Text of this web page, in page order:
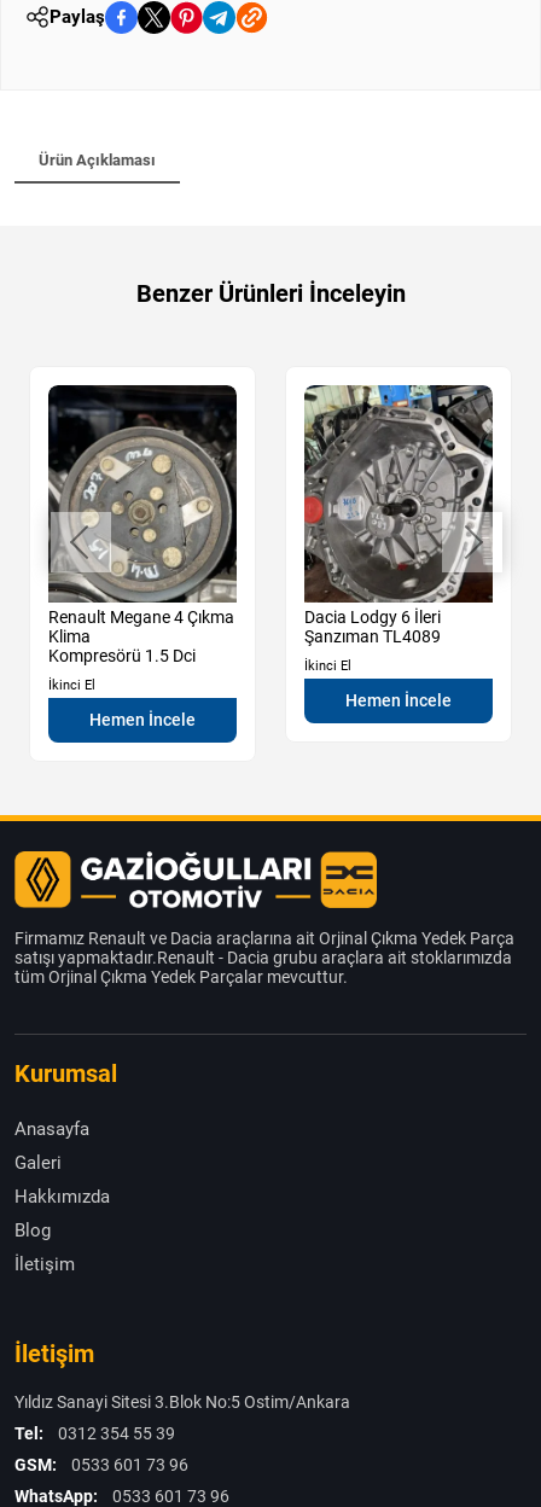
Paylaş
Ürün Açıklaması
Benzer Ürünleri İnceleyin
Renault Megane 4 Çıkma
Klima
Kompresörü 1.5 Dci
İkinci El
Hemen İncele
Dacia Lodgy 6 İleri
Şanzıman TL4089
İkinci El
Hemen İncele
Firmamız Renault ve Dacia araçlarına ait Orjinal Çıkma Yedek Parça
satışı yapmaktadır.Renault - Dacia grubu araçlara ait stoklarımızda
tüm Orjinal Çıkma Yedek Parçalar mevcuttur.
Kurumsal
Anasayfa
Galeri
Hakkımızda
Blog
İletişim
İletişim
Yıldız Sanayi Sitesi 3.Blok No:5 Ostim/Ankara
Tel:
0312 354 55 39
GSM:
0533 601 73 96
WhatsApp:
0533 601 73 96